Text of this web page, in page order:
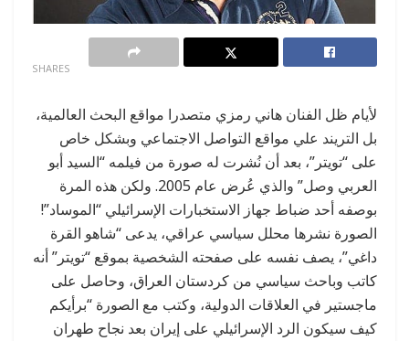
SHARES
لأيام ظل الفنان هاني رمزي متصدرا مواقع البحث العالمية،
بل التريند علي مواقع التواصل الاجتماعي وبشكل خاص
على “تويتر”، بعد أن نُشرت له صورة من فيلمه “السيد أبو
العربي وصل” والذي عُرض عام 2005. ولكن هذه المرة
بوصفه أحد ضباط جهاز الاستخبارات الإسرائيلي “الموساد”!
الصورة نشرها محلل سياسي عراقي، يدعى “شاهو القرة
داغي”، يصف نفسه على صفحته الشخصية بموقع “تويتر” أنه
كاتب وباحث سياسي من كردستان العراق، وحاصل على
ماجستير في العلاقات الدولية، وكتب مع الصورة “برأيكم
كيف سيكون الرد الإسرائيلي على إيران بعد نجاح طهران